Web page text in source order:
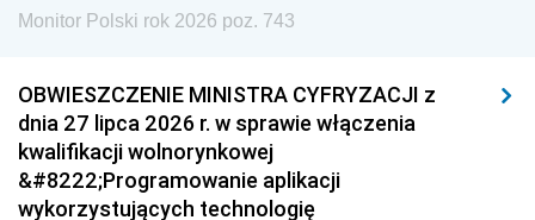
Monitor Polski rok 2026 poz. 743
OBWIESZCZENIE MINISTRA CYFRYZACJI z
dnia 27 lipca 2026 r. w sprawie włączenia
kwalifikacji wolnorynkowej
&#8222;Programowanie aplikacji
wykorzystujących technologię